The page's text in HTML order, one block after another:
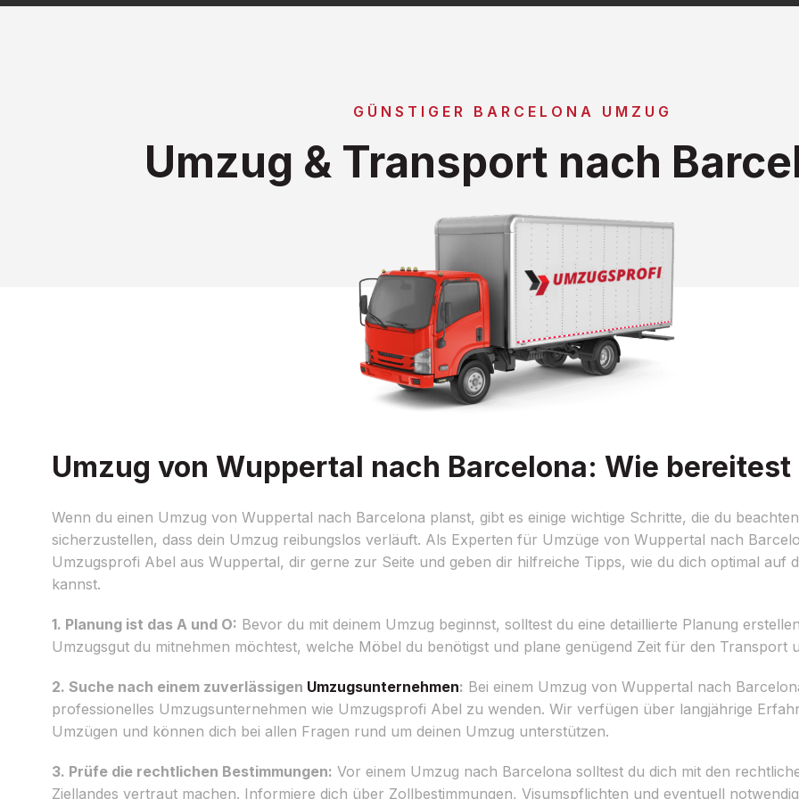
GÜNSTIGER BARCELONA UMZUG
Umzug & Transport nach
Umzug von Wuppertal nach Barcelona: Wie
Wenn du einen Umzug von Wuppertal nach Barcelona planst, gibt es einige wichtige Schritte, die du
sicherzustellen, dass dein Umzug reibungslos verläuft. Als Experten für Umzüge von Wuppertal nach
Umzugsprofi Abel aus Wuppertal, dir gerne zur Seite und geben dir hilfreiche Tipps, wie du dich optimal auf
kannst.
1. Planung ist das A und O: Bevor du mit deinem Umzug beginnst, solltest du eine detaillierte Planung
Umzugsgut du mitnehmen möchtest, welche Möbel du benötigst und plane genügend Zeit für den Transport
2. Suche nach einem zuverlässigen Umzugsunternehmen: Bei einem Umzug von Wuppertal nach
professionelles Umzugsunternehmen wie Umzugsprofi Abel zu wenden. Wir verfügen über langjährige
Umzügen und können dich bei allen Fragen rund um deinen Umzug unterstützen.
3. Prüfe die rechtlichen Bestimmungen: Vor einem Umzug nach Barcelona solltest du dich mit den
Ziellandes vertraut machen. Informiere dich über Zollbestimmungen, Visumspflichten und eventuell